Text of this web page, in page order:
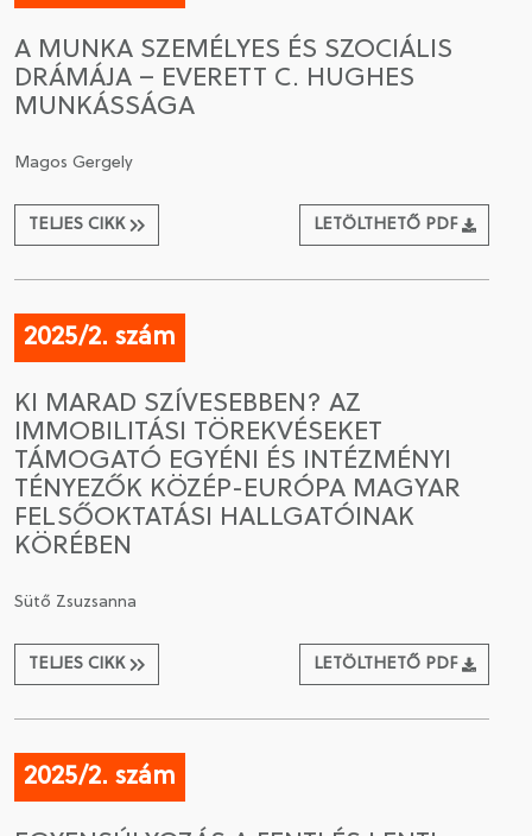
A MUNKA SZEMÉLYES ÉS SZOCIÁLIS
DRÁMÁJA – EVERETT C. HUGHES
MUNKÁSSÁGA
Magos Gergely
TELJES CIKK LETÖLTHETŐ PDF
2025/2. szám
KI MARAD SZÍVESEBBEN? AZ
IMMOBILITÁSI TÖREKVÉSEKET
TÁMOGATÓ EGYÉNI ÉS INTÉZMÉNYI
TÉNYEZŐK KÖZÉP-EURÓPA MAGYAR
FELSŐOKTATÁSI HALLGATÓINAK
KÖRÉBEN
Sütő Zsuzsanna
TELJES CIKK LETÖLTHETŐ PDF
2025/2. szám